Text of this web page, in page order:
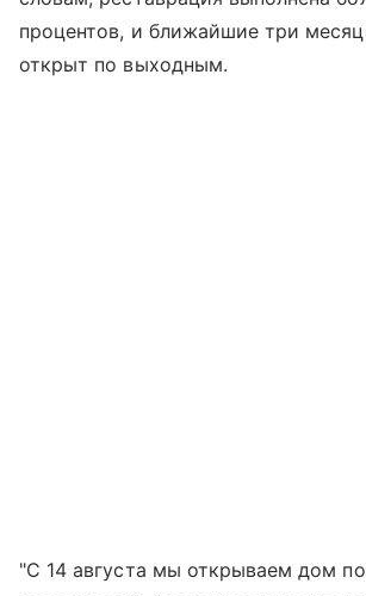
процентов, и ближайшие три
открыт по выходным.
"С 14 августа мы открываем дом